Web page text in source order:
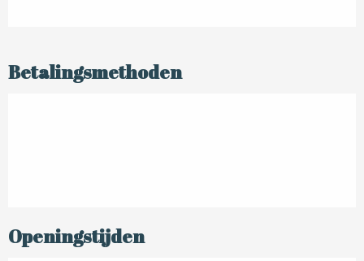
Betalingsmethoden
Openingstijden